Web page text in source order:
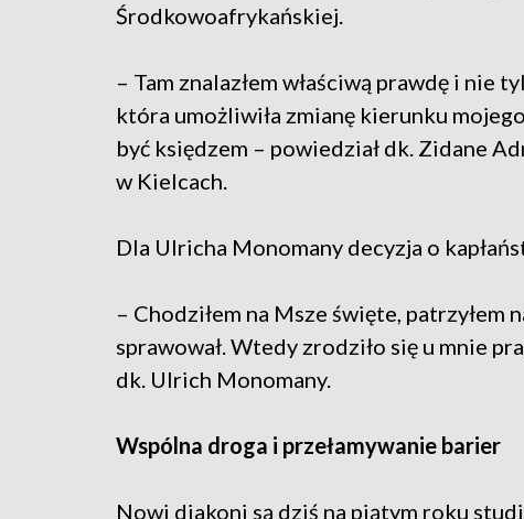
Środkowoafrykańskiej.
– Tam znalazłem właściwą prawdę i nie
która umożliwiła zmianę kierunku
być księdzem – powiedział dk. Zidane
w Kielcach.
Dla Ulricha Monomany decyzja o
– Chodziłem na Msze święte,
sprawował. Wtedy zrodziło się u mnie
dk. Ulrich Monomany.
Wspólna droga i przełamywanie barier
Nowi diakoni są dziś na piątym roku